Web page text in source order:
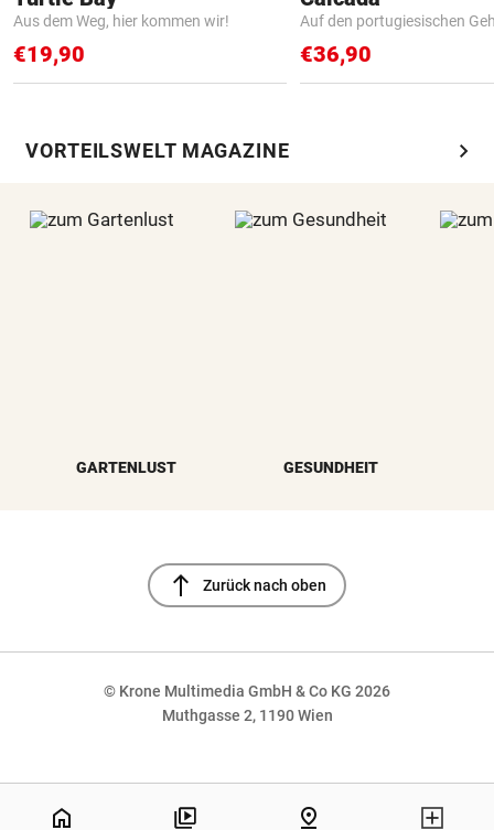
Aus dem Weg, hier kommen wir!
€19,90
Auf den portugiesischen
€36,90
VORTEILSWELT MAGAZINE chevron_right
GARTENLUST GESUNDHEIT
north Zurück nach oben
© Krone Multimedia GmbH & Co KG 2026
Muthgasse 2, 1190 Wien
home pin_drop
NaN%